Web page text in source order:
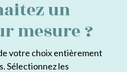
un
mesure ?
votre choix entièrement
Sélectionnez les